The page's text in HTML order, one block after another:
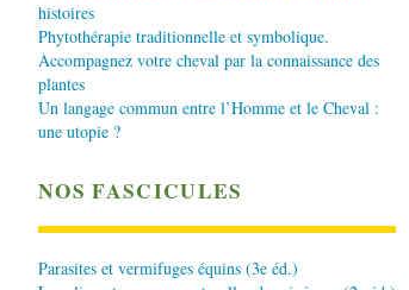
histoires
Phytothérapie traditionnelle et symbolique.
Accompagnez votre cheval par la connaissance des
plantes
Un langage commun entre l’Homme et le Cheval :
une utopie ?
NOS FASCICULES
Parasites et vermifuges équins (3e éd.)